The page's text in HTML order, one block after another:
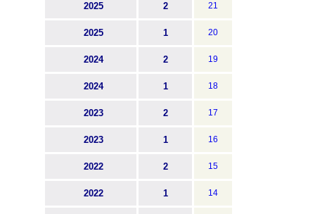
2025 2 21
2025 1 20
2024 2 19
2024 1 18
2023 2 17
2023 1 16
2022 2 15
2022 1 14